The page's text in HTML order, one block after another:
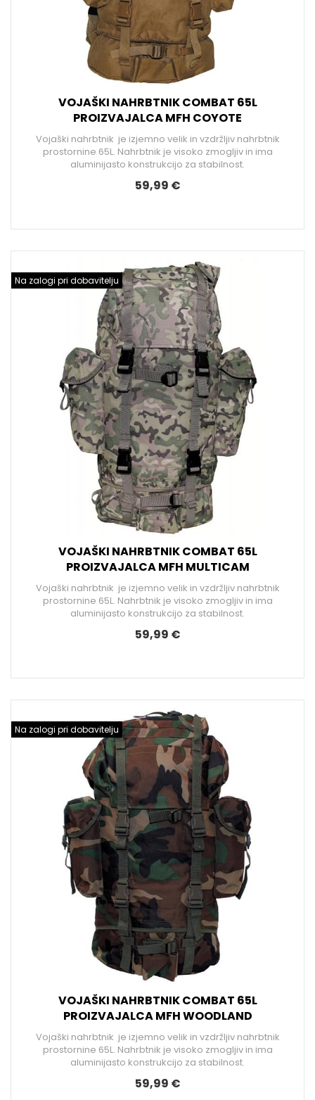
VOJAŠKI NAHRBTNIK COMBAT 65L
PROIZVAJALCA MFH COYOTE
Vojaški nahrbtnik je izjemno velik in vzdržljiv nahrbtnik
prostornine 65L. Nahrbtnik je visoko zmogljiv in ima
aluminijasto konstrukcijo za stabilnost.
59,99 €
Na zalogi pri dobavitelju
VOJAŠKI NAHRBTNIK COMBAT 65L
PROIZVAJALCA MFH MULTICAM
Vojaški nahrbtnik je izjemno velik in vzdržljiv nahrbtnik
prostornine 65L. Nahrbtnik je visoko zmogljiv in ima
aluminijasto konstrukcijo za stabilnost.
59,99 €
Na zalogi pri dobavitelju
VOJAŠKI NAHRBTNIK COMBAT 65L
PROIZVAJALCA MFH WOODLAND
Vojaški nahrbtnik je izjemno velik in vzdržljiv nahrbtnik
prostornine 65L. Nahrbtnik je visoko zmogljiv in ima
aluminijasto konstrukcijo za stabilnost.
59,99 €